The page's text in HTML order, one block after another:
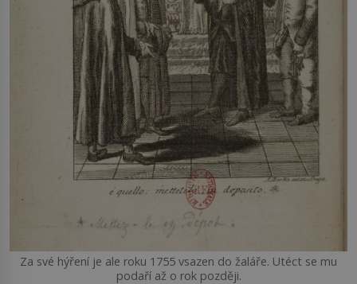
Za své hýření je ale roku 1755 vsazen do žaláře. Utéct se mu
podaří až o rok později.